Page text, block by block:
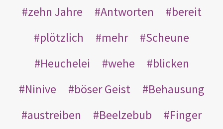
zehn Jahre
Antworten
bereit
plötzlich
mehr
Scheune
Heuchelei
wehe
blicken
Ninive
böser Geist
Behausung
austreiben
Beelzebub
Finger